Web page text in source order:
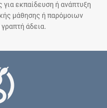
εκπαίδευση ή ανάπτυξη
μάθησης ή παρόμοιων
άδεια.